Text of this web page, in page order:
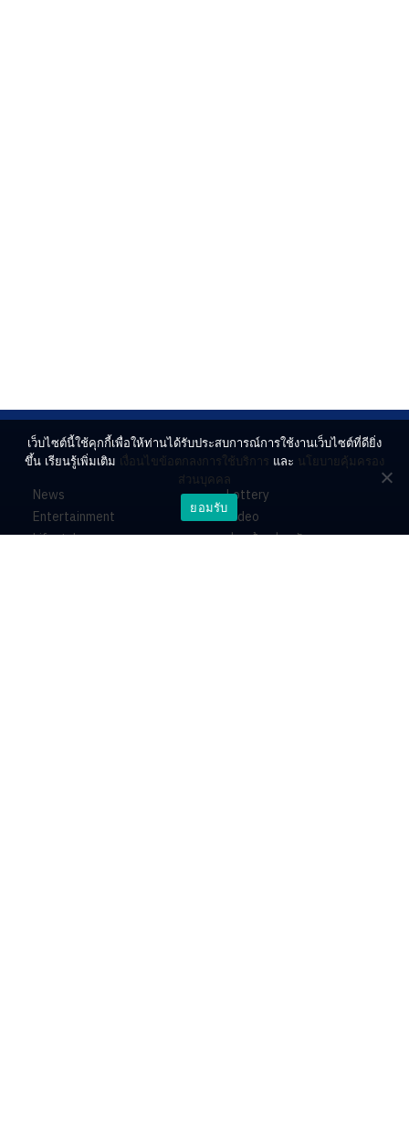
News
Entertainment
Lifestyle
Lottery
Video
ร่วมด้วยช่วยกัน
เว็บไซต์นี้ใช้คุกกี้เพื่อให้ท่านได้รับประสบการณ์การใช้งานเว็บไซต์ที่ดียิ่ง
ขึ้น เรียนรู้เพิ่มเติม เงื่อนไขข้อตกลงการใช้บริการ และ นโยบายคุ้มครอง
ส่วนบุคคล
ยอมรับ